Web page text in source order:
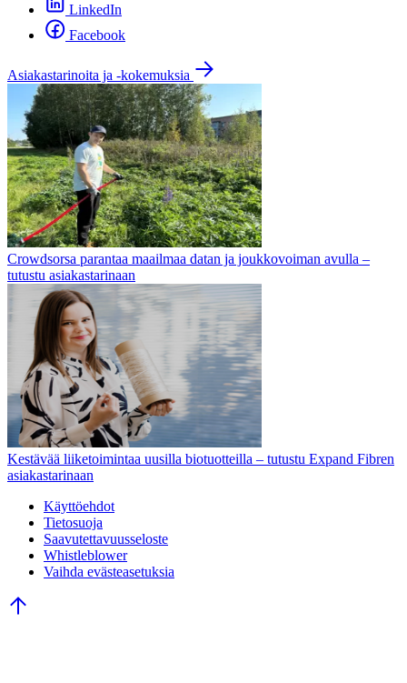
LinkedIn
Facebook
Asiakastarinoita ja -kokemuksia
Crowdsorsa parantaa maailmaa datan ja joukkovoiman avulla –
tutustu asiakastarinaan
Kestävää liiketoimintaa uusilla biotuotteilla – tutustu Expand Fibren
asiakastarinaan
Käyttöehdot
Tietosuoja
Saavutettavuusseloste
Whistleblower
Vaihda evästeasetuksia